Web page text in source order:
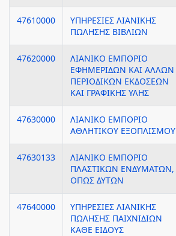
47610000
ΥΠΗΡΕΣΙΕΣ ΛΙΑΝΙΚΗΣ
ΠΩΛΗΣΗΣ ΒΙΒΛΙΩΝ
47620000
ΛΙΑΝΙΚΟ ΕΜΠΟΡΙΟ
ΕΦΗΜΕΡΙΔΩΝ ΚΑΙ ΑΛΛΩΝ
ΠΕΡΙΟΔΙΚΩΝ ΕΚΔΟΣΕΩΝ
ΚΑΙ ΓΡΑΦΙΚΗΣ ΥΛΗΣ
47630000
ΛΙΑΝΙΚΟ ΕΜΠΟΡΙΟ
ΑΘΛΗΤΙΚΟΥ ΕΞΟΠΛΙΣΜΟΥ
47630133
ΛΙΑΝΙΚΟ ΕΜΠΟΡΙΟ
ΠΛΑΣΤΙΚΩΝ ΕΝΔΥΜΑΤΩΝ,
ΟΠΩΣ ΔΥΤΩΝ
47640000
ΥΠΗΡΕΣΙΕΣ ΛΙΑΝΙΚΗΣ
ΠΩΛΗΣΗΣ ΠΑΙΧΝΙΔΙΩΝ
ΚΑΘΕ ΕΙΔΟΥΣ